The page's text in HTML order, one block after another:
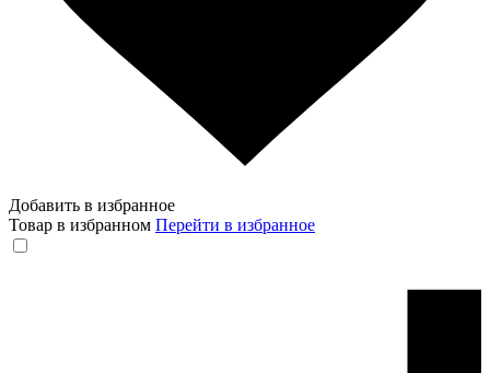
Добавить в избранное
Товар в избранном Перейти в избранное